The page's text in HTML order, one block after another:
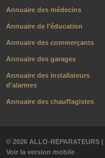
Annuaire des médecins
Annuaire de l'éducation
Annuaire des commerçants
Annuaire des garages
Annuaire des installateurs
d'alarmes
Annuaire des chauffagistes
© 2026 ALLO-RÉPARATEURS |
Voir la version mobile